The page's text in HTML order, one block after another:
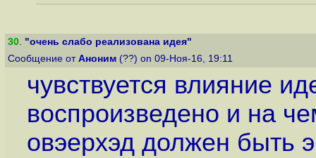
30. "очень слабо реализована идея"
Сообщение от Аноним (??) on 09-Ноя-16, 19:11
чувствуется влияние
воспроизведено и на
овэерхэд должен быть